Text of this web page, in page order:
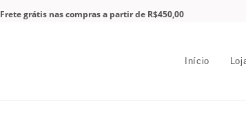
Frete grátis nas compras a partir de R$450,00
Início